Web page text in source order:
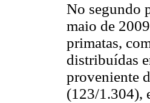
No segundo
maio de
primatas,
distribuídas
proveniente
(123/1.304),